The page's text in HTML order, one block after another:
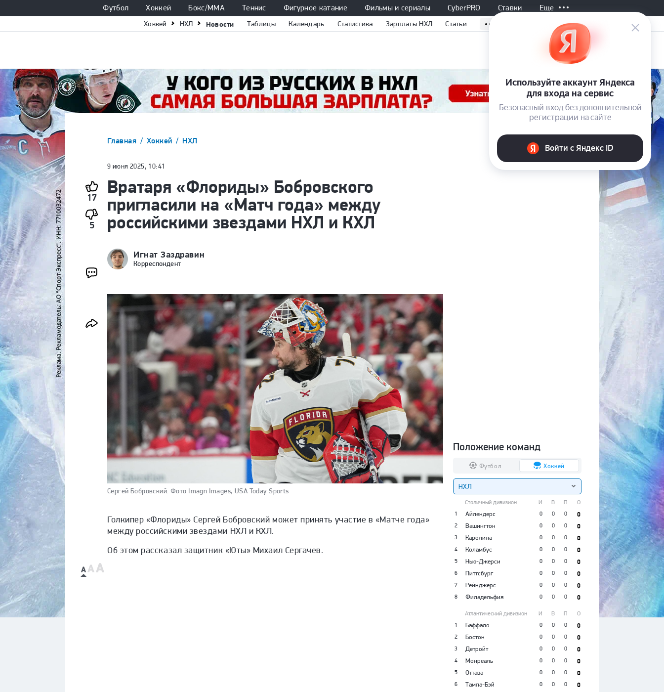
Футбол Хоккей Бокс/ММА Теннис Фигурное катание Фильмы и сериалы CyberPRO Ставки Еще
Хоккей НХЛ Новости Таблицы Календарь Статистика Зарплаты НХЛ Статьи
Главная Хоккей НХЛ
17
5
9 июня 2025, 10:41
Вратаря «Флориды» Бобровского
пригласили на «Матч года» между
российскими звездами НХЛ и КХЛ
Игнат Заздравин
Корреспондент
Сергей Бобровский. Фото Imagn Images, USA Today Sports
Голкипер «Флориды» Сергей Бобровский может принять участие в «Матче года»
между российскими звездами НХЛ и КХЛ.
Об этом рассказал защитник «Юты» Михаил Сергачев.
Положение команд
Футбол Хоккей
НХЛ
Столичный дивизион И В П
О
1
Айлендерс 0 0 0 0
2 Вашингтон 0 0 0 0
3 Каролина 0 0 0 0
4 Коламбус 0 0 0 0
5 Нью-Джерси 0 0 0 0
6 Питтсбург 0 0 0 0
7 Рейнджерс 0 0 0 0
8 Филадельфия 0 0 0 0
Атлантический дивизион И В П
О
1
Баффало 0 0 0 0
2 Бостон 0 0 0 0
3 Детройт 0 0 0 0
4 Монреаль 0 0 0 0
5 Оттава 0 0 0 0
6 Тампа-Бэй 0 0 0 0